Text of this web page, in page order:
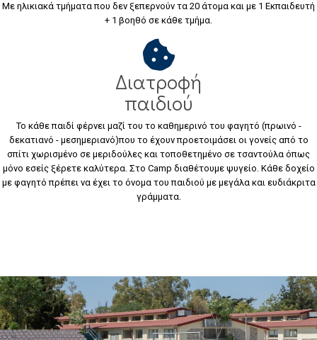
Με ηλικιακά τμήματα που δεν ξεπερνούν τα 20 άτομα και με 1 Εκπαιδευτή
+ 1 βοηθό σε κάθε τμήμα.
Διατροφή
παιδιού
Το κάθε παιδί φέρνει μαζί του το καθημερινό του φαγητό (πρωινό -
δεκατιανό - μεσημεριανό)που το έχουν προετοιμάσει οι γονείς από το
σπίτι χωρισμένο σε μεριδούλες και τοποθετημένο σε τσαντούλα όπως
μόνο εσείς ξέρετε καλύτερα. Στο Camp διαθέτουμε ψυγείο. Κάθε δοχείο
με φαγητό πρέπει να έχει το όνομα του παιδιού με μεγάλα και ευδιάκριτα
γράμματα.